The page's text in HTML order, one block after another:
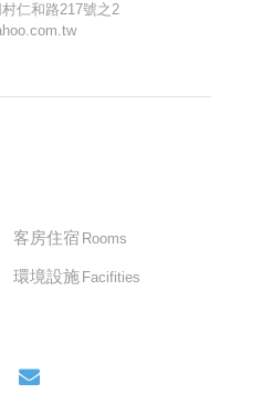
仁和路217號之2
客房住宿 Rooms
環境設施 Facifities